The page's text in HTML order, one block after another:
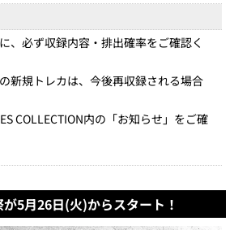
、必ず収録内容・排出確率をご確認く
新規トレカは、今後再収録される場合
COLLECTION内の「お知らせ」をご確
5月26日(火)からスタート！